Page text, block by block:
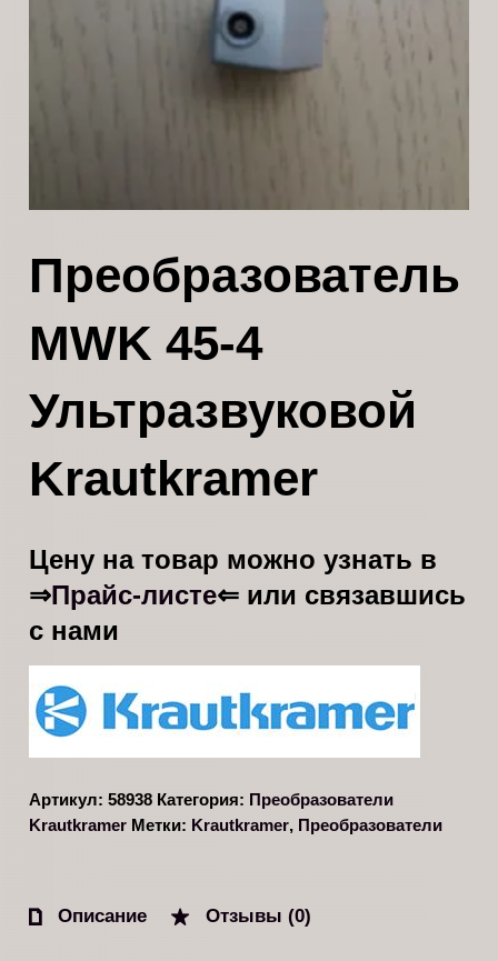
Преобразователь
MWK 45-4
Ультразвуковой
Krautkramer
Цену на товар можно узнать в
⇒Прайс-листе⇐ или связавшись
с нами
Артикул:58938 Категория: Преобразователи
Krautkramer Метки: Krautkramer, Преобразователи
Описание Отзывы (0)